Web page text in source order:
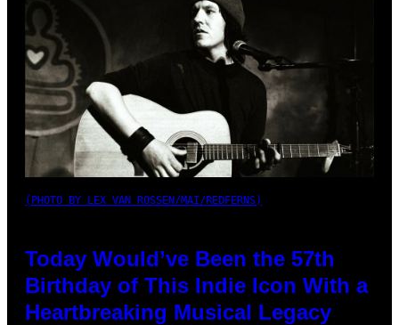
(PHOTO BY LEX VAN ROSSEN/MAI/REDFERNS)
Today Would’ve Been the 57th
Birthday of This Indie Icon With a
Heartbreaking Musical Legacy